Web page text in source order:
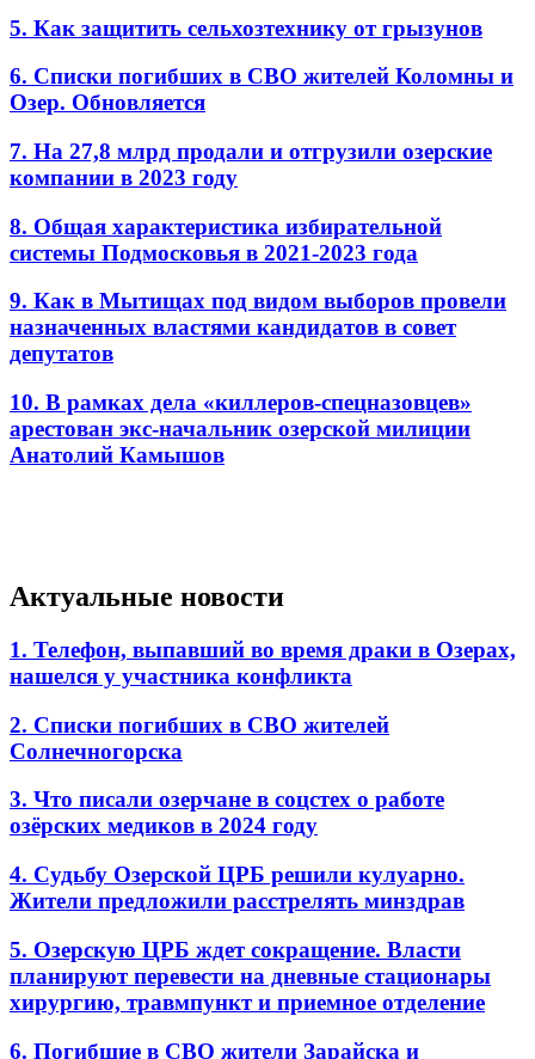
5. Как защитить сельхозтехнику от грызунов
6. Списки погибших в СВО жителей Коломны и
Озер. Обновляется
7. На 27,8 млрд продали и отгрузили озерские
компании в 2023 году
8. Общая характеристика избирательной
системы Подмосковья в 2021-2023 года
9. Как в Мытищах под видом выборов провели
назначенных властями кандидатов в совет
депутатов
10. В рамках дела «киллеров-спецназовцев»
арестован экс-начальник озерской милиции
Анатолий Камышов
Актуальные новости
1. Телефон, выпавший во время драки в Озерах,
нашелся у участника конфликта
2. Списки погибших в СВО жителей
Солнечногорска
3. Что писали озерчане в соцстех о работе
озёрских медиков в 2024 году
4. Судьбу Озерской ЦРБ решили кулуарно.
Жители предложили расстрелять минздрав
5. Озерскую ЦРБ ждет сокращение. Власти
планируют перевести на дневные стационары
хирургию, травмпункт и приемное отделение
6. Погибшие в СВО жители Зарайска и